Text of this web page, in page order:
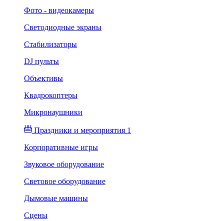
Фото - видеокамеры
Светодиодные экраны
Стабилизаторы
DJ пульты
Объективы
Квадрокоптеры
Микронаушники
Праздники и мероприятия 1
Корпоративные игры
Звуковое оборудование
Световое оборудование
Дымовые машины
Сцены